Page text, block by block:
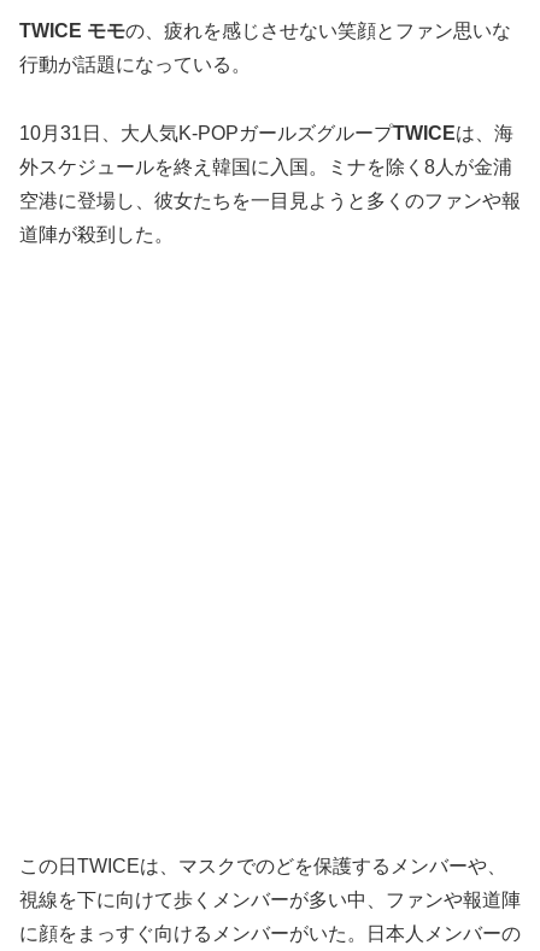
TWICE モモの、疲れを感じさせない笑顔とファン思いな
行動が話題になっている。
10月31日、大人気K-POPガールズグループTWICEは、海
外スケジュールを終え韓国に入国。ミナを除く8人が金浦
空港に登場し、彼女たちを一目見ようと多くのファンや報
道陣が殺到した。
この日TWICEは、マスクでのどを保護するメンバーや、
視線を下に向けて歩くメンバーが多い中、ファンや報道陣
に顔をまっすぐ向けるメンバーがいた。日本人メンバーの